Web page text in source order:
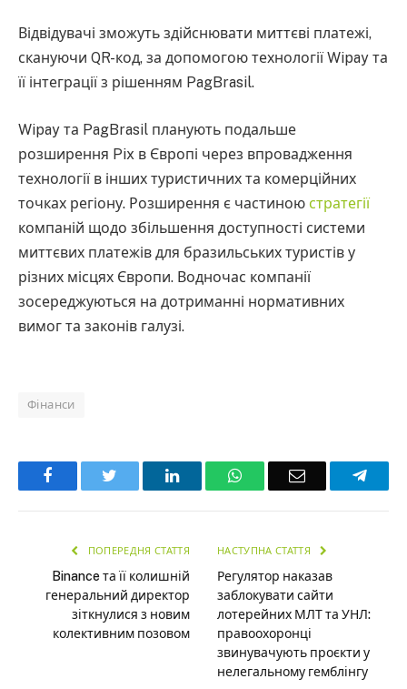
Відвідувачі зможуть здійснювати миттєві платежі,
скануючи QR-код, за допомогою технології Wipay та
її інтеграції з рішенням PagBrasil.
Wipay та PagBrasil планують подальше
розширення Pix в Європі через впровадження
технології в інших туристичних та комерційних
точках регіону. Розширення є частиною стратегії
компаній щодо збільшення доступності системи
миттєвих платежів для бразильських туристів у
різних місцях Європи. Водночас компанії
зосереджуються на дотриманні нормативних
вимог та законів галузі.
Фінанси
Facebook LinkedInWhatsAppEmail
ПОПЕРЕДНЯ СТАТТЯ
Binance та її колишній
генеральний директор
зіткнулися з новим
колективним позовом
НАСТУПНА СТАТТЯ
Регулятор наказав
заблокувати сайти
лотерейних МЛТ та УНЛ:
правоохоронці
звинувачують проєкти у
нелегальному гемблінгу